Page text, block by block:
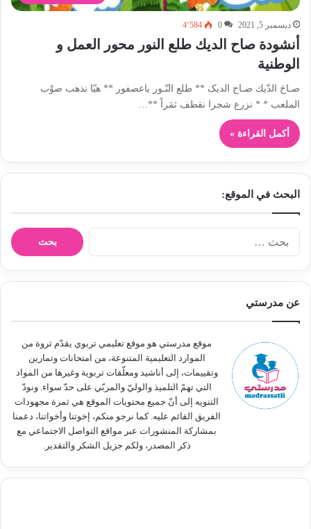
ديسمبر 5, 2021 0 4٬584
أنشودة صاح الديك طلع النور محور العمل و
الوطنية
صـاحَ الدّيك صـاح الدیک ** طلع النّـور ياعصفور ** هيّا نذهب صوْب
الملعب * * نزرع شجرا نقطف ثمَراً **…
أكمل القراءة »
البحث في الموقع:
ن
عن مدرستي
موقع مدرستي هو موقع تعليمي تربوي يقدّم ثروة من
الموارد التعليمية المتنوعة، من امتحانات وتمارين
وتقييمات، إلى أناشيد ومعلّقات تربوية وغيرها من المواد
التي تهمّ التلميذ والوليّ والمربّي على حدّ سواء. ونودّ
التنويه إلى أنّ جميع محتويات الموقع هي ثمرة مجهودات
الفريق القائم عليه. كما نرجو منكم، إخوتنا وأخواتنا، دعمنا
بمشاركة المنشورات عبر مواقع التواصل الاجتماعي مع
ذكر المصدر، ولكم جزيل الشكر والتقدير.